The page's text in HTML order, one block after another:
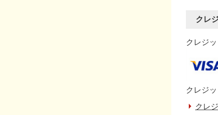
クレ
クレジ
クレジ
クレ